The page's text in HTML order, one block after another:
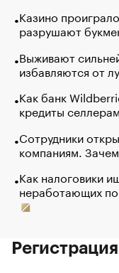
Казино
разрушают
Выживают
избавляются от
Как банк
кредиты
Сотрудники
компаниям.
Как налоговики
неработающих